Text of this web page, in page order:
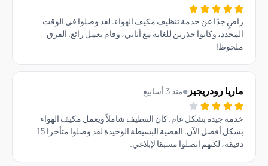
جدًا عن خدمة تنظيف مكيف الهواء. لقد وصلوا في الوقت
وكانوا حذرين للغاية مع أثاثي، وقام بعمل رائع. الفرق
رودريجيز منذ 3 أسابيع
جيدة بشكل عام. كان التنظيف شاملاً ويعمل مكيف الهواء
بشكل أفضل الآن. القضية البسيطة الوحيدة لقد وصلوا متأخرا 15
لكنهم اتصلوا مسبقا لإبلاغي.